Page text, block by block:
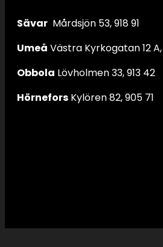
Sävar Mårdsjön 53, 918 91
Umeå Västra Kyrkogatan 12
Obbola Lövholmen 33, 913 42
Hörnefors Kylören 82, 905 71